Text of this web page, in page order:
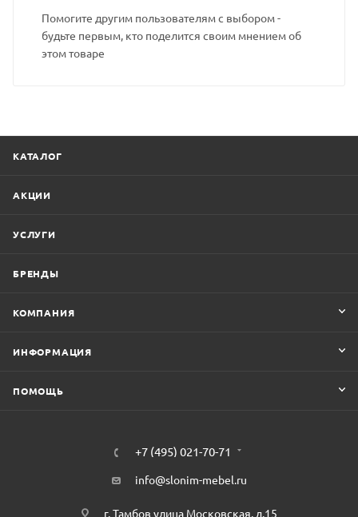
Помогите другим пользователям с выбором -
будьте первым, кто поделится своим мнением об
этом товаре
КАТАЛОГ
АКЦИИ
УСЛУГИ
БРЕНДЫ
КОМПАНИЯ
ИНФОРМАЦИЯ
ПОМОЩЬ
+7 (495) 021-70-71
info@slonim-mebel.ru
г. Тамбов улица Московская, д.15